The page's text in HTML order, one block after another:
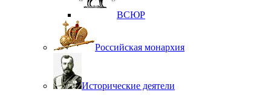
ВСЮР
Российская монархия
Исторические деятели